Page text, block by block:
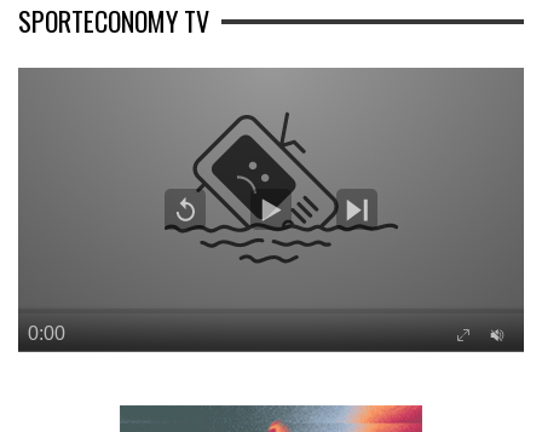
SPORTECONOMY TV